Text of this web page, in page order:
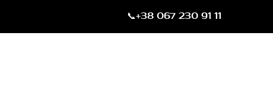
📞+38 067 230 91 11